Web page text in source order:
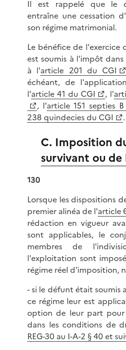
Il est rappelé que le
entraîne une cessation
son régime matrimonial.
Le bénéfice de l'exercice
est soumis à l'impôt
à l'article 201 du CGI
échéant, de
l'article 41 du CGI , l'
, l'article 151 septies
238 quindecies du CGI
.
C. Imposition
survivant ou
130
Lorsque les dispositions
premier alinéa de l'article
rédaction en vigueur
sont applicables, le
membres de
l'exploitation sont
régime réel d'imposition,
- si le défunt était soumis
ce régime leur est
option de leur part pour
dans les conditions de
REG-30 au I-A-2 § 40 et